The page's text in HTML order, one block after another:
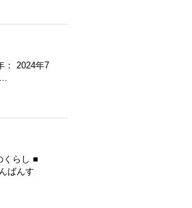
： 2024年7
…
くらし ■
ばんす